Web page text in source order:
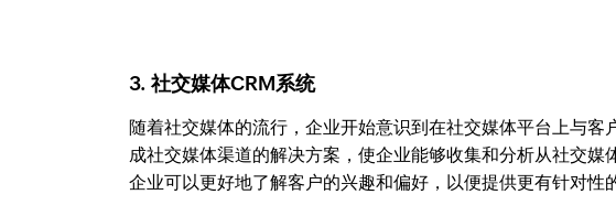
3. 社交媒体CRM系统
随着社交媒体的流行，企业开始意识到在社交媒体平台上与
成社交媒体渠道的解决方案，使企业能够收集和分析从社交
企业可以更好地了解客户的兴趣和偏好，以便提供更有针对性